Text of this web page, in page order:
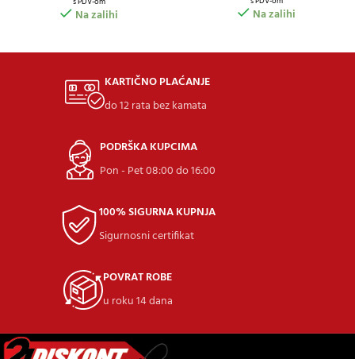
Na zalihi Na zalihi
KARTIČNO PLAĆANJE
do 12 rata bez kamata
PODRŠKA KUPCIMA
Pon - Pet 08:00 do 16:00
100% SIGURNA KUPNJA
Sigurnosni certifikat
POVRAT ROBE
u roku 14 dana